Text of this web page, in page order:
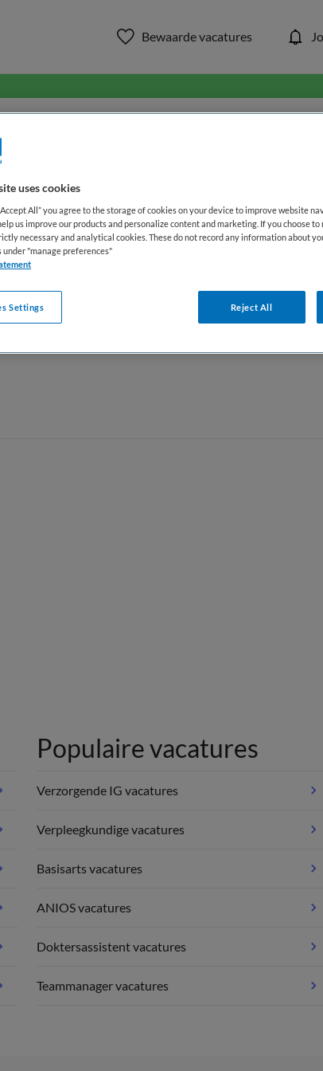
Bewaarde vacatures
ons aanbod van zorg &
Dienstverband
Populaire vacatures
Verzorgende IG vacatures
Verpleegkundige vacatures
Basisarts vacatures
ANIOS vacatures
Doktersassistent vacatures
Teammanager vacatures
uses cookies
All” you agree to the storage of cookies on your device to improve website
us improve our products and personalize content and marketing. If you choose
necessary and analytical cookies. These do not record any information about
under "manage preferences"
Reject All
Settings